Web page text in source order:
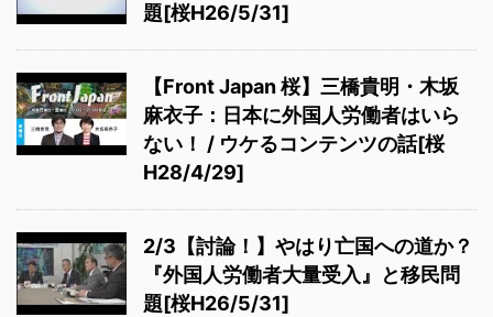
題[桜H26/5/31]
【Front Japan 桜】三橋貴明・木坂
麻衣子：日本に外国人労働者はいら
ない！ / ウケるコンテンツの話[桜
H28/4/29]
2/3【討論！】やはり亡国への道か？
『外国人労働者大量受入』と移民問
題[桜H26/5/31]